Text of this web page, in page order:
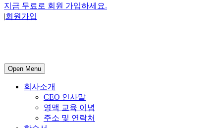
지금 무료로 회원 가입하세요.
|회원가입
Open Menu
회사소개
CEO 인사말
영맥 교육 이념
주소 및 연락처